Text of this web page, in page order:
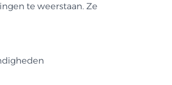
te weerstaan. Ze